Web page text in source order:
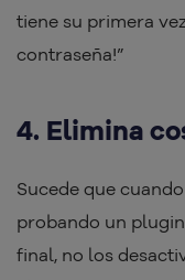
tiene su primera
contraseña!”
4. Elimina
Sucede que
probando un
final, no los